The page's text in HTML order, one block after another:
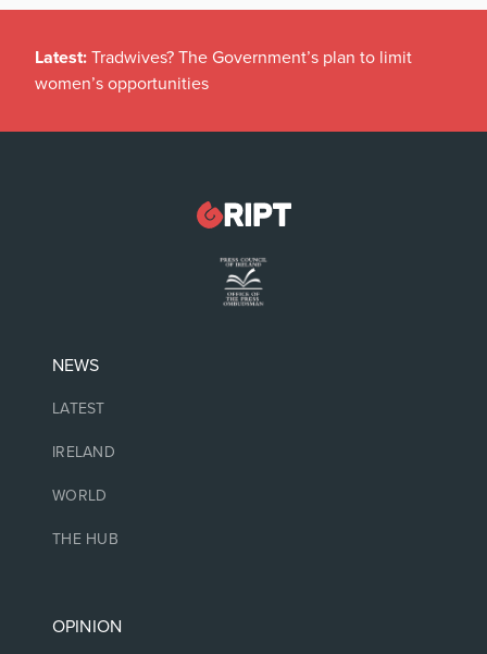
Latest: Tradwives? The Government’s plan to limit
women’s opportunities
NEWS
LATEST
IRELAND
WORLD
THE HUB
OPINION